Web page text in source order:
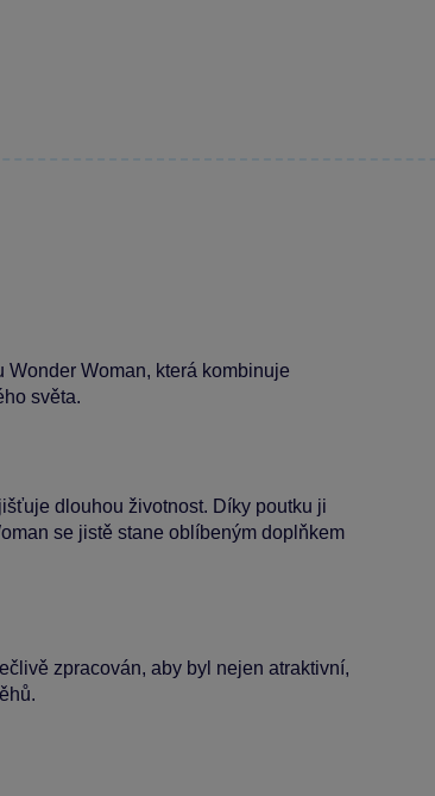
Woman, která kombinuje
světa.
dlouhou životnost. Díky poutku ji
se jistě stane oblíbeným doplňkem
zpracován, aby byl nejen atraktivní,